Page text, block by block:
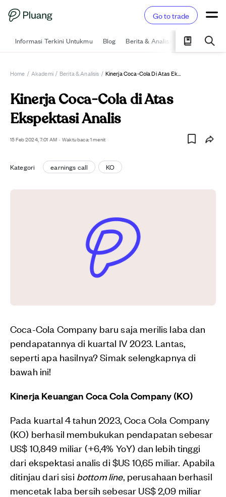
Go to trade
Informasi Terkini Untukmu Blog Berita & Analisis Pelajari
Home / Akademi / Berita & Analisis / Kinerja Coca-Cola Di Atas Ekspektasi Analis
Kinerja Coca-Cola di Atas
Ekspektasi Analis
15 Feb 2024, 7:01 AM · Waktu baca: 1 menit
Kategori earnings call KO
Coca-Cola Company baru saja merilis laba dan
pendapatannya di kuartal IV 2023. Lantas,
seperti apa hasilnya? Simak selengkapnya di
bawah ini!
Kinerja Keuangan Coca Cola Company (KO)
Pada kuartal 4 tahun 2023, Coca Cola Company
(KO) berhasil membukukan pendapatan sebesar
US$ 10,849 miliar (+6,4% YoY) dan lebih tinggi
dari ekspektasi analis di $US 10,65 miliar. Apabila
ditinjau dari sisi bottom line, perusahaan berhasil
mencetak laba bersih sebesar US$ 2,09 miliar